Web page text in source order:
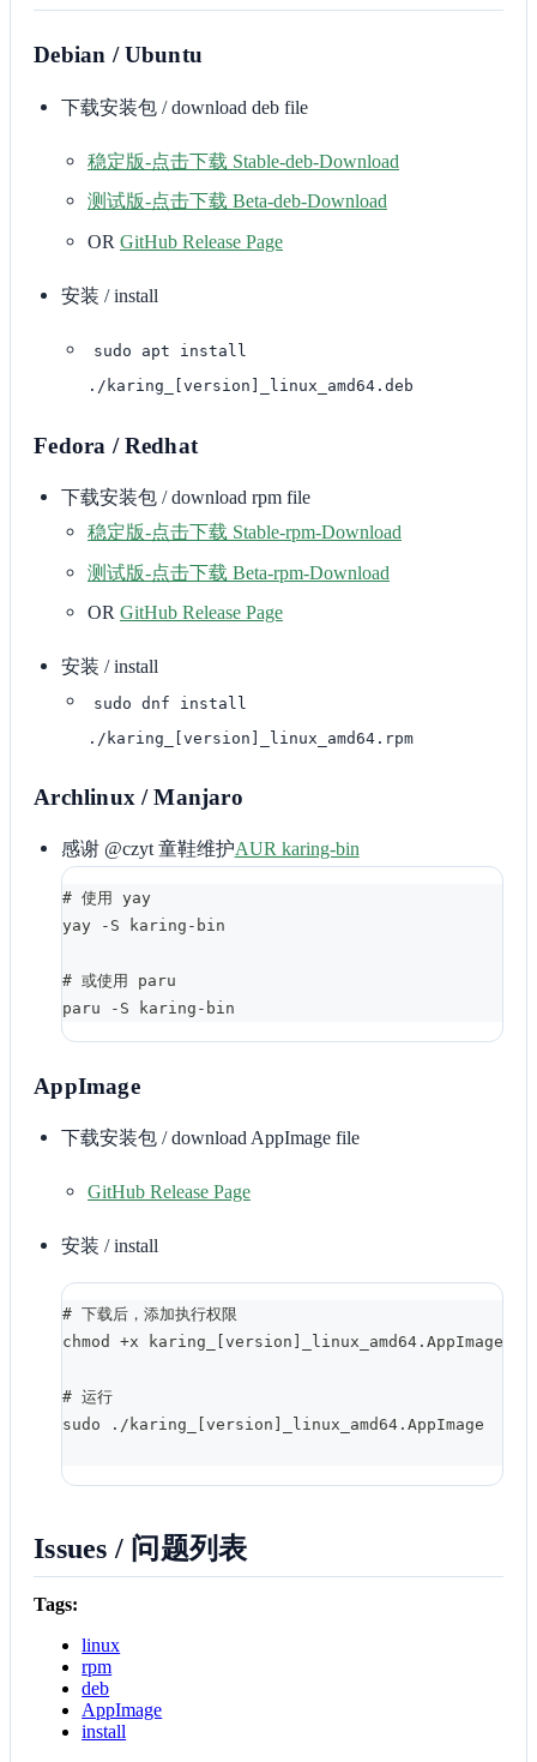
Debian / Ubuntu
下载安装包 / download deb file
稳定版-点击下载 Stable-deb-Download
测试版-点击下载 Beta-deb-Download
OR GitHub Release Page
安装 / install
sudo apt install
./karing_[version]_linux_amd64.deb
Fedora / Redhat
下载安装包 / download rpm file
稳定版-点击下载 Stable-rpm-Download
测试版-点击下载 Beta-rpm-Download
OR GitHub Release Page
安装 / install
sudo dnf install
./karing_[version]_linux_amd64.rpm
Archlinux / Manjaro
感谢 @czyt 童鞋维护AUR karing-bin
# 使用 yay
yay -S karing-bin
# 或使用 paru
paru -S karing-bin
AppImage
下载安装包 / download AppImage file
GitHub Release Page
安装 / install
# 下载后，添加执行权限
chmod +x karing_[version]_linux_amd64.AppImage
# 运行
sudo ./karing_[version]_linux_amd64.AppImage
Issues / 问题列表
Tags:
linux
rpm
deb
AppImage
install